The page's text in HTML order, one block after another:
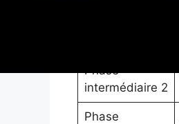
Phase
intermédiaire 2
Phase